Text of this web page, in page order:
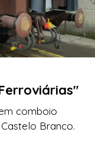
comboio
Branco.